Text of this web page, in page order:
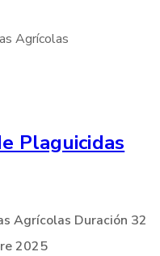
Plaguicidas
Agrícolas Duración 32
2025